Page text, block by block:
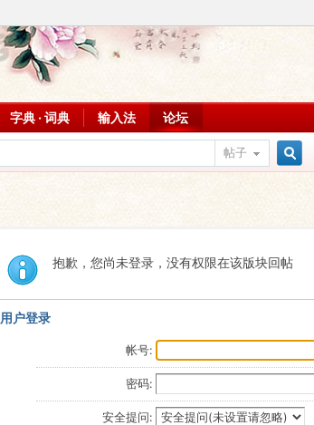
字典 · 词典 输入法 论坛
帖子
索
抱歉，您尚未登录，没有权限在该版块回帖
用户登录
帐号:
密码:
安全提问: